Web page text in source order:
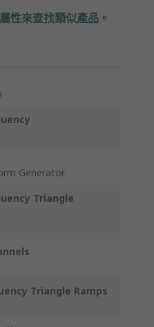
性來查找類似產品。
Generator
Triangle
Triangle Ramps